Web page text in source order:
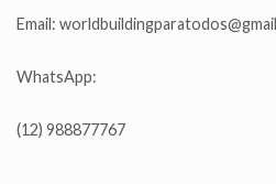
Email:
WhatsApp:
(12) 988877767